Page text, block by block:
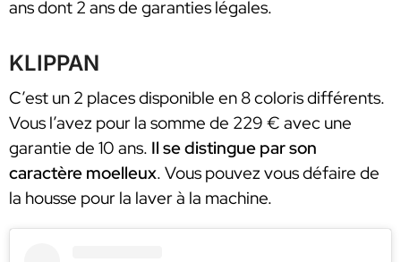
ans dont 2 ans de garanties légales.
KLIPPAN
C’est un 2 places disponible en 8 coloris différents.
Vous l’avez pour la somme de 229 € avec une
garantie de 10 ans. Il se distingue par son
caractère moelleux. Vous pouvez vous défaire de
la housse pour la laver à la machine.